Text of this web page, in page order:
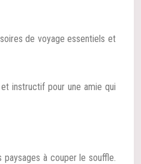
de voyage essentiels et
instructif pour une amie qui
à couper le souffle.